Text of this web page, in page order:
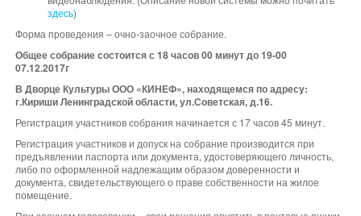
здесь)
Форма проведения – очно-заочное собрание.
Общее собрание состоится с 18 часов 00 минут до 19-00
07.12.2017г
В Дворце Культуры ООО «КИНЕФ», находящемся по адресу:
г.Кириши Ленинградской области, ул.Советская, д.16.
Регистрация участников собрания начинается с 17 часов 45 минут.
Регистрация участников и допуск на собрание производится при
предъявлении паспорта или документа, удостоверяющего личность,
либо по оформленной надлежащим образом доверенности и
документа, свидетельствующего о праве собственности на жилое
помещение.